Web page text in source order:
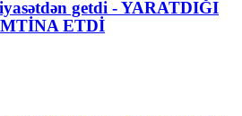
getdi - YARATDIĞI
ETDİ